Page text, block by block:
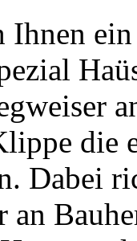
Ihnen
die
Dabei
an